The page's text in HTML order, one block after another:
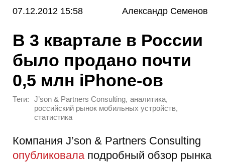
07.12.2012 15:58 Александр Семенов
В 3 квартале в России
было продано почти
0,5 млн iPhone-ов
Теги: J’son & Partners Consulting, аналитика,
российский рынок мобильных устройств,
статистика
Компания J’son & Partners Consulting
опубликовала подробный обзор рынка